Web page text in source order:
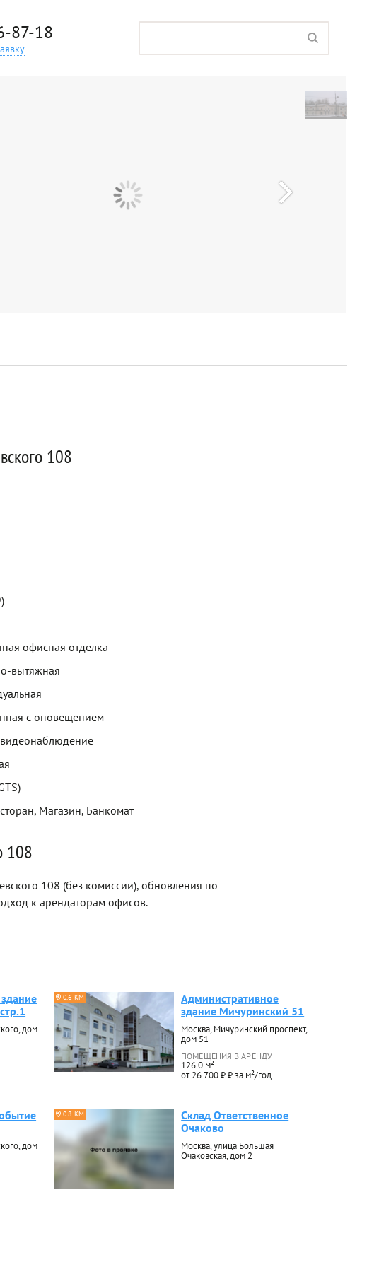
87-18
108
офисная отделка
вытяжная
с оповещением
Магазин, Банкомат
108
108 (без комиссии), обновления по
к арендаторам офисов.
дом
0.6 КМ
Административное
здание Мичуринский 51
Москва, Мичуринский проспект,
дом 51
ПОМЕЩЕНИЯ В АРЕНДУ
126.0 м²
от 26 700 ₽ ₽ за м²/год
дом
0.8 КМ
Склад Ответственное
Очаково
Москва, улица Большая
Очаковская, дом 2